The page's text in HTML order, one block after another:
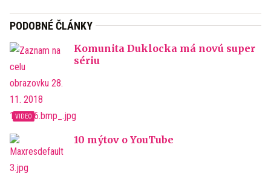
PODOBNÉ ČLÁNKY
Komunita Duklocka má novú super
sériu
10 mýtov o YouTube